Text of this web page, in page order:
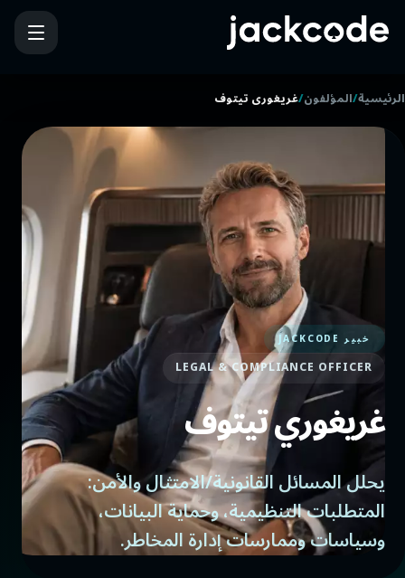
الرئيسية/المؤلفون/غريغوري تيتوف
خبير JACKCODE
LEGAL & COMPLIANCE OFFICER
غريغوري تيتوف
يحلل المسائل القانونية/الامتثال والأمن:
المتطلبات التنظيمية، وحماية البيانات،
وسياسات وممارسات إدارة المخاطر.